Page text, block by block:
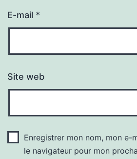
E-mail *
Site web
Enregistrer mon nom, mon e-
le navigateur pour mon